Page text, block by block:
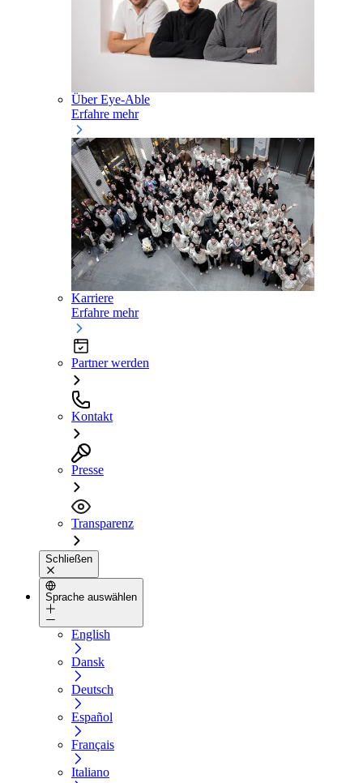
Über Eye-Able
Erfahre mehr
Karriere
Erfahre mehr
Partner werden
Kontakt
Presse
Transparenz
Schließen
Sprache auswählen
English
Dansk
Deutsch
Español
Français
Italiano